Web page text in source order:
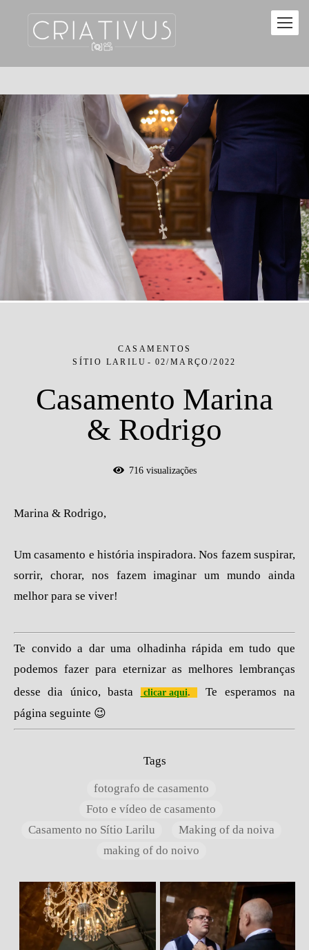
CASAMENTOS
SÍTIO LARILU
02/MARÇO/2022
Casamento Marina
& Rodrigo
716visualizações
Marina & Rodrigo,
Um casamento e história inspiradora. Nos fazem suspirar,
sorrir, chorar, nos fazem imaginar um mundo ainda
melhor para se viver!
Te convido a dar uma olhadinha rápida em tudo que
podemos fazer para eternizar as melhores lembranças
desse dia único, basta
clicar aqui.
Te esperamos na
página seguinte 😉
Tags
fotografo de casamento
Foto e vídeo de casamento
Casamento no Sítio Larilu
Making of da noiva
making of do noivo